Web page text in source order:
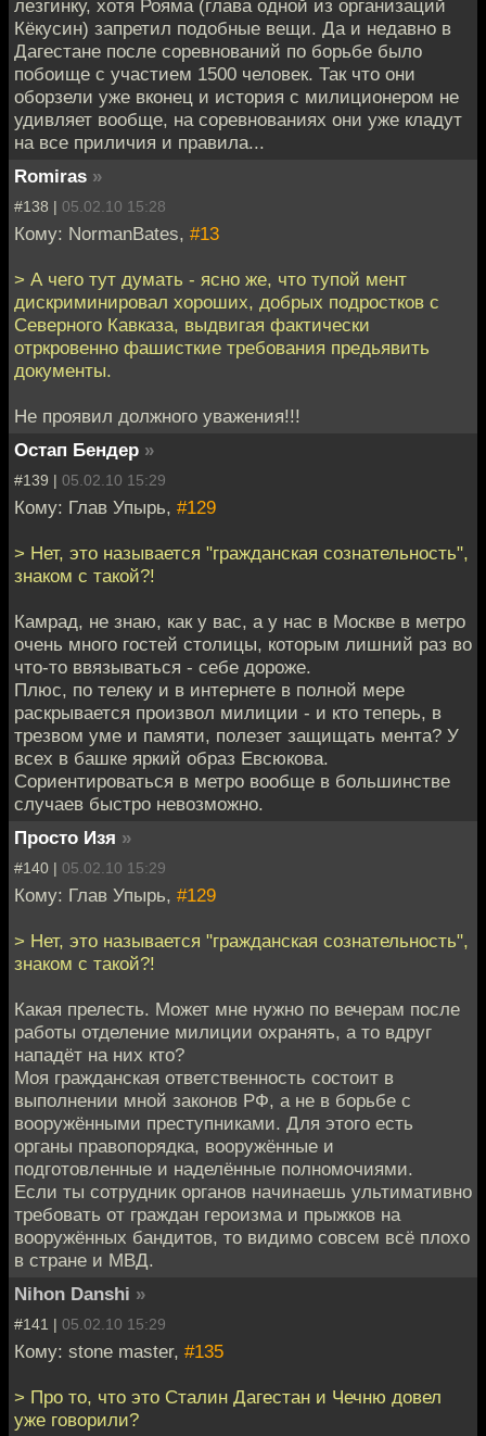
лезгинку, хотя Рояма (глава одной из организаций
Кёкусин) запретил подобные вещи. Да и недавно в
Дагестане после соревнований по борьбе было
побоище с участием 1500 человек. Так что они
оборзели уже вконец и история с милиционером не
удивляет вообще, на соревнованиях они уже кладут
на все приличия и правила...
Romiras »
#138 | 05.02.10 15:28
Кому: NormanBates, #13
> А чего тут думать - ясно же, что тупой мент
дискриминировал хороших, добрых подростков с
Северного Кавказа, выдвигая фактически
отркровенно фашисткие требования предьявить
документы.
Не проявил должного уважения!!!
Остап Бендер »
#139 | 05.02.10 15:29
Кому: Глав Упырь, #129
> Нет, это называется "гражданская сознательность",
знаком с такой?!
Камрад, не знаю, как у вас, а у нас в Москве в метро
очень много гостей столицы, которым лишний раз во
что-то ввязываться - себе дороже.
Плюс, по телеку и в интернете в полной мере
раскрывается произвол милиции - и кто теперь, в
трезвом уме и памяти, полезет защищать мента? У
всех в башке яркий образ Евсюкова.
Сориентироваться в метро вообще в большинстве
случаев быстро невозможно.
Просто Изя »
#140 | 05.02.10 15:29
Кому: Глав Упырь, #129
> Нет, это называется "гражданская сознательность",
знаком с такой?!
Какая прелесть. Может мне нужно по вечерам после
работы отделение милиции охранять, а то вдруг
нападёт на них кто?
Моя гражданская ответственность состоит в
выполнении мной законов РФ, а не в борьбе с
вооружёнными преступниками. Для этого есть
органы правопорядка, вооружённые и
подготовленные и наделённые полномочиями.
Если ты сотрудник органов начинаешь ультимативно
требовать от граждан героизма и прыжков на
вооружённых бандитов, то видимо совсем всё плохо
в стране и МВД.
Nihon Danshi »
#141 | 05.02.10 15:29
Кому: stone master, #135
> Про то, что это Сталин Дагестан и Чечню довел
уже говорили?